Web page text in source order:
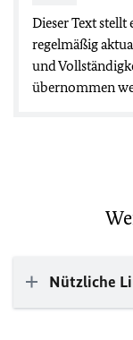
Dieser Text
regelmäßig
und
übernommen
Nützliche